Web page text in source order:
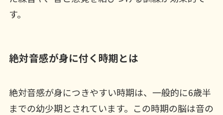
す。
絶対音感が身に付く時期とは
絶対音感が身につきやすい時期は、一般的に6歳半
までの幼少期とされています。この時期の脳は音の